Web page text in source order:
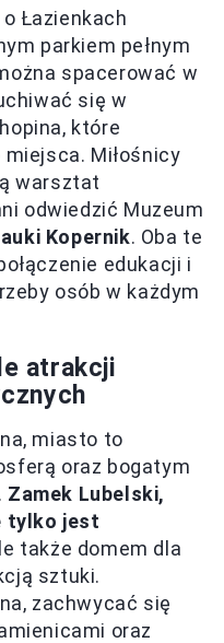
Łazienkach
parkiem pełnym
spacerować w
się w
które
Miłośnicy
warsztat
odwiedzić Muzeum
Kopernik. Oba te
edukacji i
osób w każdym
atrakcji
miasto to
oraz bogatym
Zamek Lubelski,
tylko jest
także domem dla
sztuki.
zachwycać się
oraz